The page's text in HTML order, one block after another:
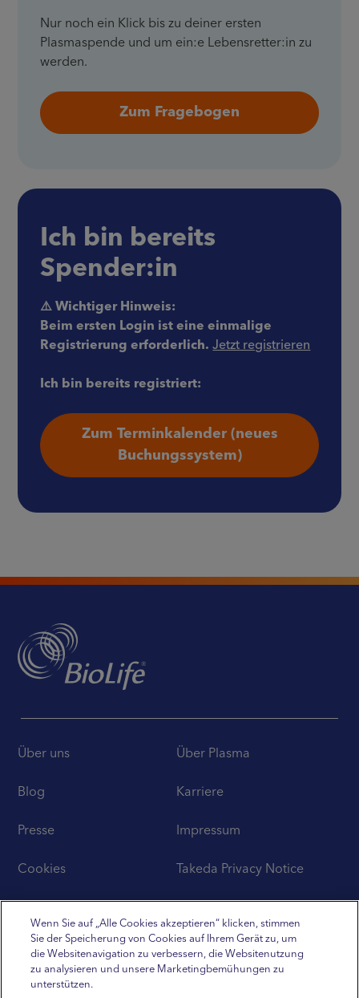
Nur noch ein Klick bis zu deiner ersten
Plasmaspende und um ein:e Lebensretter:in zu
werden.
Zum Fragebogen
Ich bin bereits
Spender:in
⚠️ Wichtiger Hinweis:
Beim ersten Login ist eine einmalige
Registrierung erforderlich. Jetzt registrieren
Ich bin bereits registriert:
Zum Terminkalender (neues
Buchungssystem)
Über uns Über Plasma
Blog Karriere
Presse Impressum
Cookies Takeda Privacy Notice
Wenn Sie auf „Alle Cookies akzeptieren“ klicken, stimmen
Sie der Speicherung von Cookies auf Ihrem Gerät zu, um
die Websitenavigation zu verbessern, die Websitenutzung
zu analysieren und unsere Marketingbemühungen zu
unterstützen.